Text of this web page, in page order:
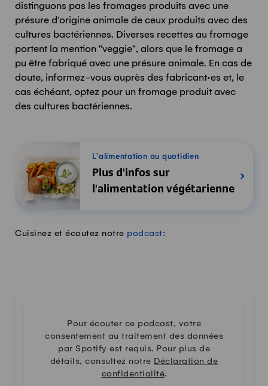
distinguons pas les fromages produits avec une
présure d'origine animale de ceux produits avec des
cultures bactériennes. Diverses recettes au fromage
portent la mention "veggie", alors que le fromage a
pu être fabriqué avec une présure animale. En cas de
doute, informez-vous auprès des fabricant·es et, le
cas échéant, optez pour un fromage produit avec
des cultures bactériennes.
L'alimentation au quotidien
Plus d'infos sur
l'alimentation végétarienne
Cuisinez et écoutez notre podcast:
Pour écouter ce podcast, votre
consentement au traitement des données
par Spotify est requis. Pour plus de
détails, consultez notre Déclaration de
confidentialité.